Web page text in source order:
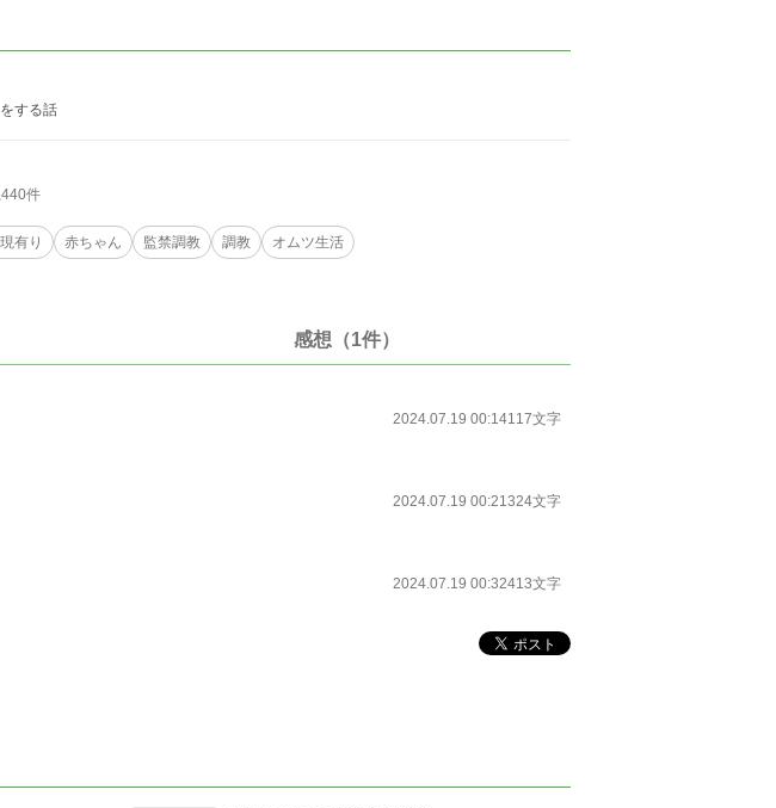
する話
件
有り 赤ちゃん 監禁調教 調教 オムツ生活
感想（1件）
2024.07.19 00:14117文字
2024.07.19 00:21324文字
2024.07.19 00:32413文字